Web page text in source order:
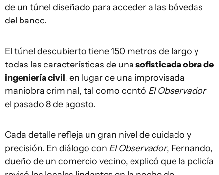
de un túnel diseñado para acceder a las bóvedas
del banco.
El túnel descubierto tiene 150 metros de largo y
todas las características de unasofisticada obra de
ingeniería civil, en lugar de una improvisada
maniobra criminal, tal como contó El Observador
el pasado 8 de agosto.
Cada detalle refleja un gran nivel de cuidado y
precisión. En diálogo con El Observador, Fernando,
dueño de un comercio vecino, explicó que la policía